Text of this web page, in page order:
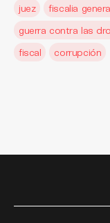
juez
fiscalia
guerra contra las
fiscal
corrupción